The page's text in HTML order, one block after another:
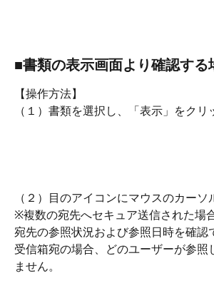
■書類の表示画面より確認する
【操作方法】
（１）書類を選択し、「表示」をクリ
（２）目のアイコンにマウスのカーソ
※複数の宛先へセキュア送信された場
宛先の参照状況および参照日時を確認
受信箱宛の場合、どのユーザーが参照
ません。